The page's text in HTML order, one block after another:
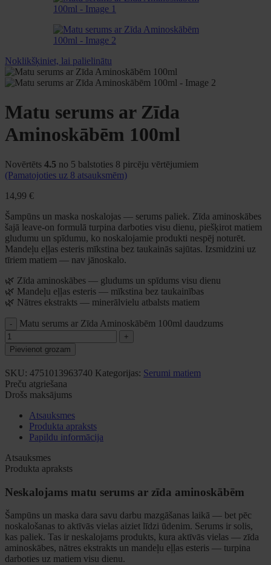
Noklikšķiniet, lai palielinātu
Matu serums ar Zīda
Aminoskābēm 100ml
Novērtēts 4.5 no 5 balstoties 8 pircēju vērtējumiem
(Pamatojoties uz 8 atsauksmēm)
14,99 €
Šampūns un maska noskalojas — serums paliek. Zīda aminoskābes
šajā leave-on formulā turpina darboties visu dienu, piešķirot matiem
gludumu un spīdumu, ko noskalojamie produkti nespēj noturēt.
Mandeļu eļļas esteris mīkstina bez taukainās sajūtas. Izsmidzini uz
tīriem matiem — nav jānoskalo.
🌿 Zīda aminoskābes — gludums un spīdums visu dienu
🌿 Mandeļu eļļas esteris — mīkstina bez taukainības
🌿 Nātres ekstrakts — minerālvielu atbalsts matiem
Matu serums ar Zīda Aminoskābēm 100ml daudzums
Pievienot grozam
SKU: 4751013963740 Kategorijas: Serumi matiem
Preču atgriešana
Drošs maksājums
Atsauksmes
Produkta apraksts
Papildu informācija
Atsauksmes
Produkta apraksts
Neskalojams matu serums ar zīda aminoskābēm
Šampūns un maska dara savu darbu mazgāšanas laikā — bet pēc
noskalošanas to aktīvās vielas aiziet līdzi ūdenim. Serums ir solis,
kas paliek. Tas ir neskalojams produkts, kura aktīvās vielas — zīda
aminoskābes, nātres ekstrakts un mandeļu eļļas esteris — turpina
darboties uz matiem visu dienu.